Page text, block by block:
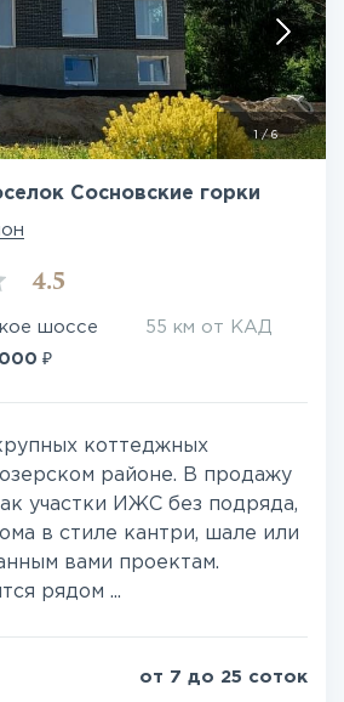
/6
Сосновские горки
4.5
шоссе 55 км от КАД
₽
коттеджных
районе. В продажу
участки ИЖС без подряда,
в стиле кантри, шале или
вами проектам.
рядом ...
от 7 до 25 соток